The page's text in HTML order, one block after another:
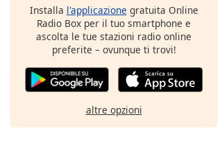
Installa l'applicazione gratuita Online
Radio Box per il tuo smartphone e
ascolta le tue stazioni radio online
preferite – ovunque ti trovi!
altre opzioni